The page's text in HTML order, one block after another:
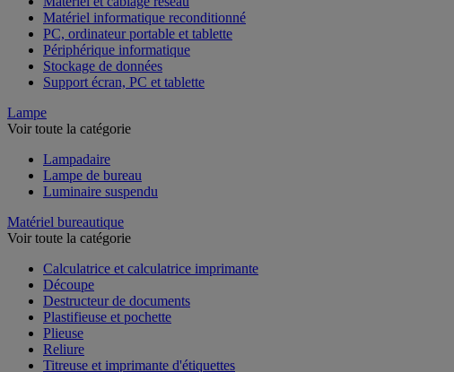
Matériel et câblage réseau
Matériel informatique reconditionné
PC, ordinateur portable et tablette
Périphérique informatique
Stockage de données
Lampe
Lampadaire
Lampe de bureau
Matériel bureautique
Calculatrice et calculatrice imprimante
Découpe
Destructeur de documents
Plastifieuse et pochette
Plieuse
Reliure